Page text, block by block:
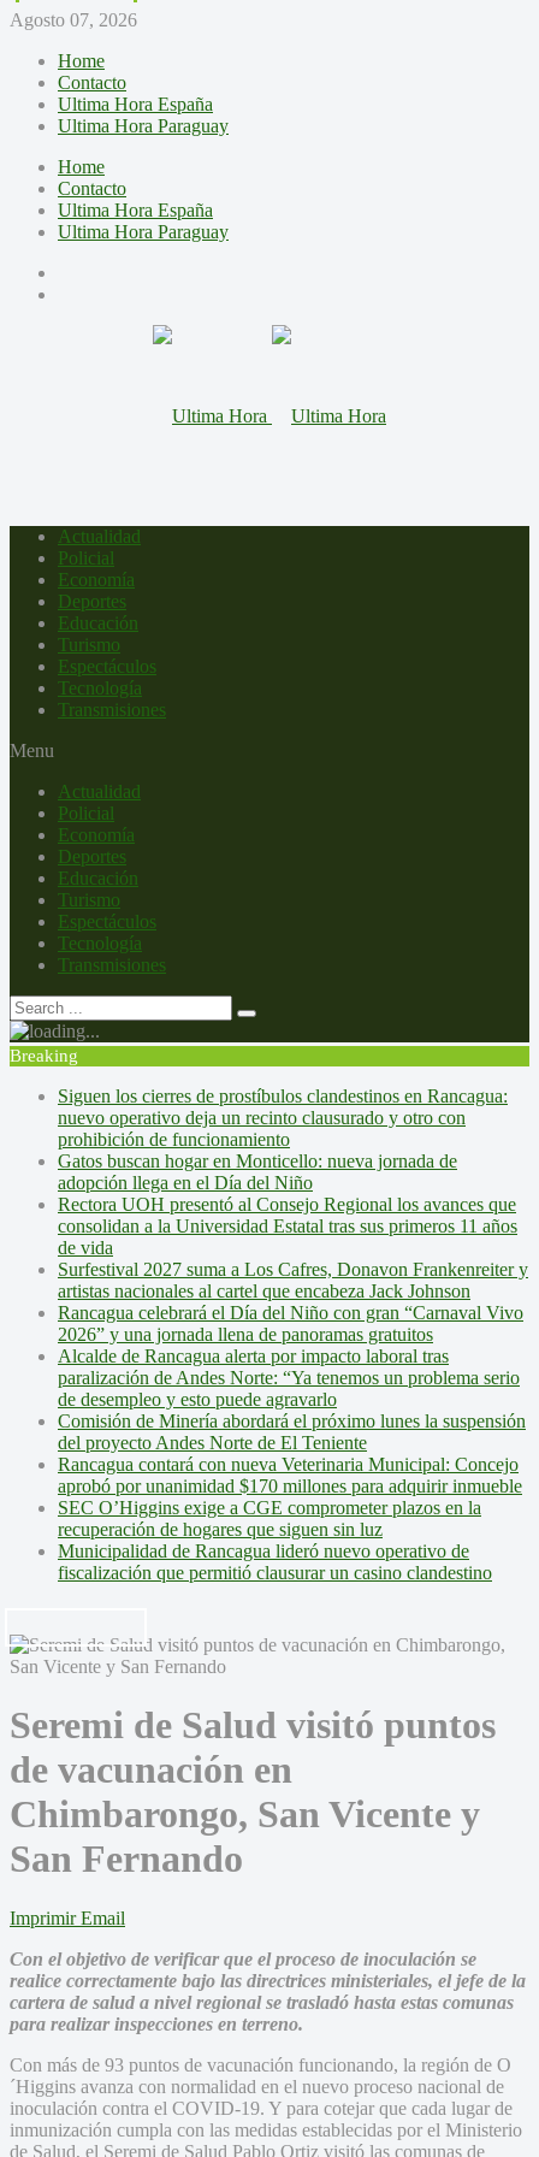
Agosto 07, 2026
Home
Contacto
Ultima Hora España
Ultima Hora Paraguay
Home
Contacto
Ultima Hora España
Ultima Hora Paraguay
Actualidad
Policial
Economía
Deportes
Educación
Turismo
Espectáculos
Tecnología
Transmisiones
Menu
Actualidad
Policial
Economía
Deportes
Educación
Turismo
Espectáculos
Tecnología
Transmisiones
Breaking
Siguen los cierres de prostíbulos clandestinos en Rancagua:
nuevo operativo deja un recinto clausurado y otro con
prohibición de funcionamiento
Gatos buscan hogar en Monticello: nueva jornada de
adopción llega en el Día del Niño
Rectora UOH presentó al Consejo Regional los avances que
consolidan a la Universidad Estatal tras sus primeros 11 años
de vida
Surfestival 2027 suma a Los Cafres, Donavon Frankenreiter y
artistas nacionales al cartel que encabeza Jack Johnson
Rancagua celebrará el Día del Niño con gran “Carnaval Vivo
2026” y una jornada llena de panoramas gratuitos
Alcalde de Rancagua alerta por impacto laboral tras
paralización de Andes Norte: “Ya tenemos un problema serio
de desempleo y esto puede agravarlo
Comisión de Minería abordará el próximo lunes la suspensión
del proyecto Andes Norte de El Teniente
Rancagua contará con nueva Veterinaria Municipal: Concejo
aprobó por unanimidad $170 millones para adquirir inmueble
SEC O’Higgins exige a CGE comprometer plazos en la
recuperación de hogares que siguen sin luz
Municipalidad de Rancagua lideró nuevo operativo de
fiscalización que permitió clausurar un casino clandestino
Seremi de Salud visitó puntos
de vacunación en
Chimbarongo, San Vicente y
San Fernando
Imprimir Email
Con el objetivo de verificar que el proceso de inoculación se
realice correctamente bajo las directrices ministeriales, el jefe de la
cartera de salud a nivel regional se trasladó hasta estas comunas
para realizar inspecciones en terreno.
Con más de 93 puntos de vacunación funcionando, la región de O
´Higgins avanza con normalidad en el nuevo proceso nacional de
inoculación contra el COVID-19. Y para cotejar que cada lugar de
inmunización cumpla con las medidas establecidas por el Ministerio
de Salud, el Seremi de Salud Pablo Ortiz visitó las comunas de